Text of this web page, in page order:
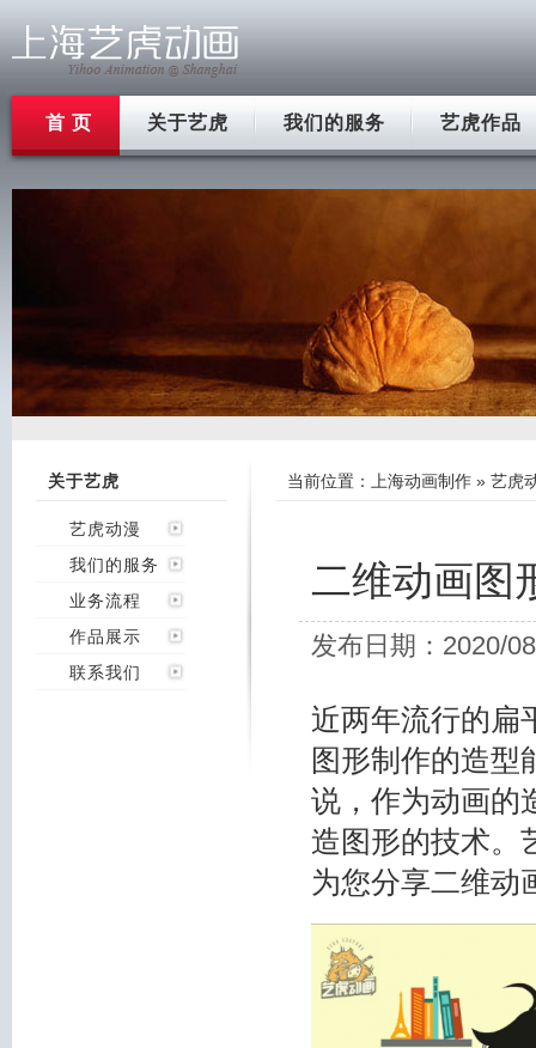
首 页 关于艺虎 我们的服务 艺虎作品
关于艺虎
艺虎动漫
我们的服务
业务流程
作品展示
联系我们
当前位置： 上海动画制作 » 艺虎
二维动画图
发布日期：2020/
近两年流行的扁
图形制作的造型
说，作为动画的
造图形的技术。
为您分享二维动